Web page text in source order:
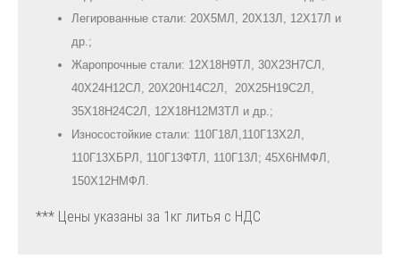
Легированные стали: 20Х5МЛ, 20Х13Л, 12Х17Л и
др.;
Жаропрочные стали: 12Х18Н9ТЛ, 30Х23Н7СЛ,
40Х24Н12СЛ, 20Х20Н14С2Л, 20Х25Н19С2Л,
35Х18Н24С2Л, 12Х18Н12М3ТЛ и др.;
Износостойкие стали: 110Г18Л,110Г13Х2Л,
110Г13ХБРЛ, 110Г13ФТЛ, 110Г13Л; 45Х6НМФЛ,
150Х12НМФЛ.
*** Цены указаны за 1кг литья с НДС